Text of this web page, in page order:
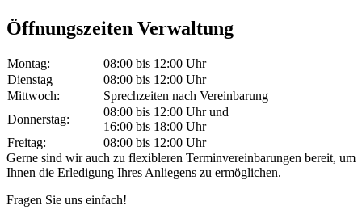
Öffnungszeiten Verwaltung
Montag:
08:00 bis 12:00 Uhr
Dienstag
08:00 bis 12:00 Uhr
Mittwoch:
Sprechzeiten nach Vereinbarung
Donnerstag:
08:00 bis 12:00 Uhr und
16:00 bis 18:00 Uhr
Freitag:
08:00 bis 12:00 Uhr
Gerne sind wir auch zu flexibleren Terminvereinbarungen bereit, um
Ihnen die Erledigung Ihres Anliegens zu ermöglichen.
Fragen Sie uns einfach!